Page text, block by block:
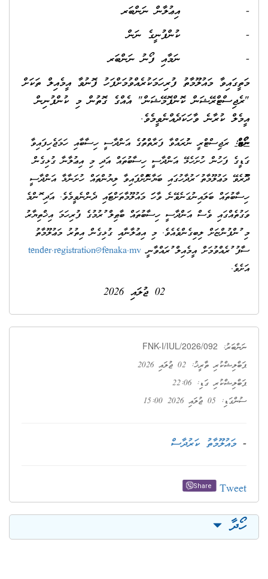
- އިޢުލާން ނަންބަރ
- ކުންފުނީގެ ނަން
- ނަމާއި ފޯނު ނަންބަރ
މަތީގައިވާ މައުލޫމާތު ފުރިހަމަކުރެއްވުމަށްފަހު ފޮނުވާ އީމެއިލް ތަކަށް
"ރެޖިސްޓްރޭޝަން ކޮންފޮމޭޝަން" އެއްގެ ގޮތުން މި ކުންފުނިން
އީމެލް ކުރާނެ ވާހަކަދެއްނެވީމެވެ.
ނޯޓް: ރަޖިސްޓްރީ ނުކުރައްވާ ފަރާތްތަކުގެ އަންދާސީ ހިސާބާއި ހަމަޖެހިފައިވާ
ގަޑީގެ ފަހުން ހުށަހެޅޭ އަންދާސީ ހިސާބުތައް އަދި މި އިޢުލާނާ ގުޅިގެން
ދޫކުރެވޭ މަޢުލޫމާތު ކަރުދާހުގައި ބަޔާންކޮށްފައިވާ ލިޔުންތައް ހުށަނާޅާ އަންދާސީ
ހިސާބުތައް ބަލައިނުގަނެވޭނެ ވާހަކަ މައުލޫމާތަށްޓަކައި ދެންނެވީމެވެ. އަދި ކޮންމެ
ވަގުތެއްގައި ވެސް އަންދާސީ ހިސާބުތައް ބާޠިލް ކުރުމުގެ ފުރިހަމަ އިޚްތިޔާރު
މި ކުންފުންޏަށް ލިބިގެންވެއެވެ. މި އިޢުލާނާއި ގުޅިގެން އިތުރު މަޢުލޫމާތު
ސާފު ކުރެއްވުމަށް އީމެއިލް ކުރައްވާނީ tender.registration@fenaka.mv
އަށެވެ.
02 ޖުލައި 2026
ނަންބަރު: FNK-I/IUL/2026/092
ޕަބްލިޝްކުރި ތާރީޚު: 02 ޖުލައި 2026
ޕަބްލިޝްކުރި ގަޑި: 22:06
ސުންގަޑި: 05 ޖުލައި 2026 15:00
-މައުލޫމާތު ކަރުދާސް
Tweet
Share
ހޯދާ